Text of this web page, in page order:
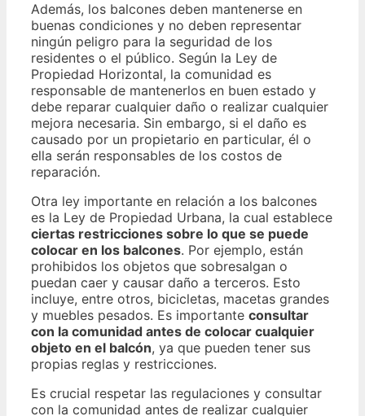
Además, los balcones deben mantenerse en
buenas condiciones y no deben representar
ningún peligro para la seguridad de los
residentes o el público. Según la Ley de
Propiedad Horizontal, la comunidad es
responsable de mantenerlos en buen estado y
debe reparar cualquier daño o realizar cualquier
mejora necesaria. Sin embargo, si el daño es
causado por un propietario en particular, él o
ella serán responsables de los costos de
reparación.
Otra ley importante en relación a los balcones
es la Ley de Propiedad Urbana, la cual establece
ciertas restricciones sobre lo que se puede
colocar en los balcones. Por ejemplo, están
prohibidos los objetos que sobresalgan o
puedan caer y causar daño a terceros. Esto
incluye, entre otros, bicicletas, macetas grandes
y muebles pesados. Es importante consultar
con la comunidad antes de colocar cualquier
objeto en el balcón, ya que pueden tener sus
propias reglas y restricciones.
Es crucial respetar las regulaciones y consultar
con la comunidad antes de realizar cualquier